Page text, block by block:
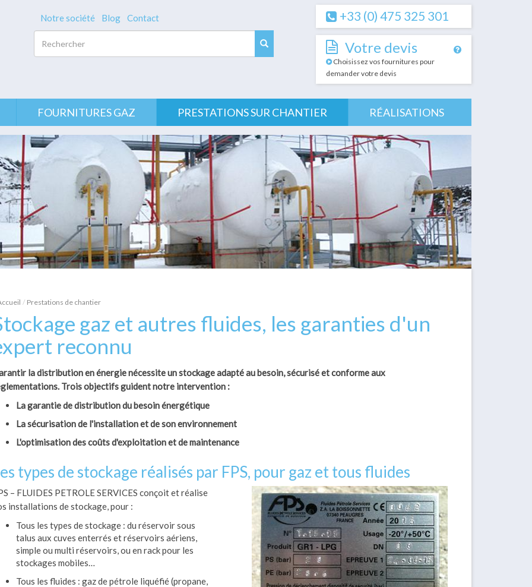
Notre société Blog Contact
Rechercher
+33 (0) 475 325 301
Votre devis
Choisissez vos fournitures pour
demander votre devis
FOURNITURES GAZ PRESTATIONS SUR CHANTIER RÉALISATIONS
Prestations de chantier
gaz et autres fluides, les garanties d'un
reconnu
la distribution en énergie nécessite un stockage adapté au besoin, sécurisé et conforme aux
Trois objectifs guident notre intervention :
La garantie de distribution du besoin énergétique
La sécurisation de l'installation et de son environnement
L'optimisation des coûts d'exploitation et de maintenance
types de stockage réalisés par FPS, pour gaz et tous fluides
– FLUIDES PETROLE SERVICES conçoit et réalise
installations de stockage, pour :
Tous les types de stockage : du réservoir sous
talus aux cuves enterrés et réservoirs aériens,
simple ou multi réservoirs, ou en rack pour les
stockages mobiles…
Tous les fluides : gaz de pétrole liquéfié (propane,